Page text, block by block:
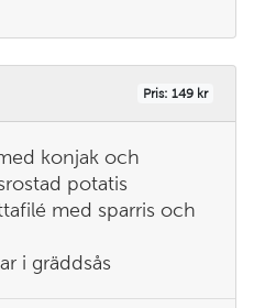
Pris: 149 kr
konjak och
potatis
med sparris och
i gräddsås